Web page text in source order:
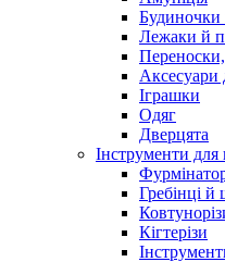
Будиночки
Лежаки й
Аксесуари
Іграшки
Одяг
Дверцята
Інструменти для
Гребінці й
Кігтерізи